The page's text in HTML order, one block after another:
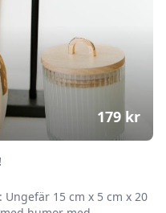
15 cm x 5 cm x 20
179 kr